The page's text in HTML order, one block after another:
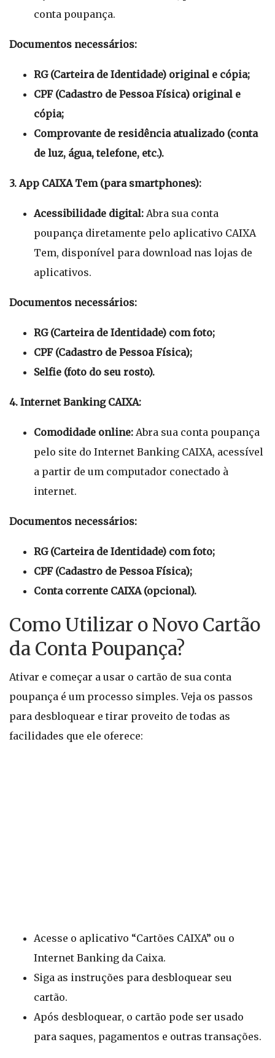
conta poupança.
Documentos necessários:
RG (Carteira de Identidade) original e cópia;
CPF (Cadastro de Pessoa Física) original e
cópia;
Comprovante de residência atualizado (conta
de luz, água, telefone, etc.).
3. App CAIXA Tem (para smartphones):
Acessibilidade digital: Abra sua conta
poupança diretamente pelo aplicativo CAIXA
Tem, disponível para download nas lojas de
aplicativos.
Documentos necessários:
RG (Carteira de Identidade) com foto;
CPF (Cadastro de Pessoa Física);
Selfie (foto do seu rosto).
4. Internet Banking CAIXA:
Comodidade online: Abra sua conta poupança
pelo site do Internet Banking CAIXA, acessível
a partir de um computador conectado à
internet.
Documentos necessários:
RG (Carteira de Identidade) com foto;
CPF (Cadastro de Pessoa Física);
Conta corrente CAIXA (opcional).
Como Utilizar o Novo Cartão
da Conta Poupança?
Ativar e começar a usar o cartão de sua conta
poupança é um processo simples. Veja os passos
para desbloquear e tirar proveito de todas as
facilidades que ele oferece:
Acesse o aplicativo “Cartões CAIXA” ou o
Internet Banking da Caixa.
Siga as instruções para desbloquear seu
cartão.
Após desbloquear, o cartão pode ser usado
para saques, pagamentos e outras transações.